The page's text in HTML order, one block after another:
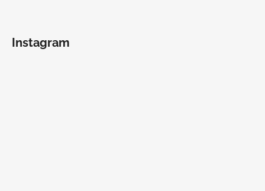
Instagram